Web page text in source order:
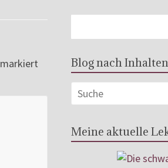
markiert
Blog nach
Meine aktuelle